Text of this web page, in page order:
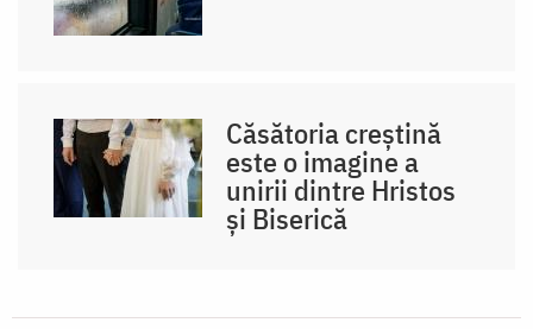
Căsătoria creștină
este o imagine a
unirii dintre Hristos
și Biserică